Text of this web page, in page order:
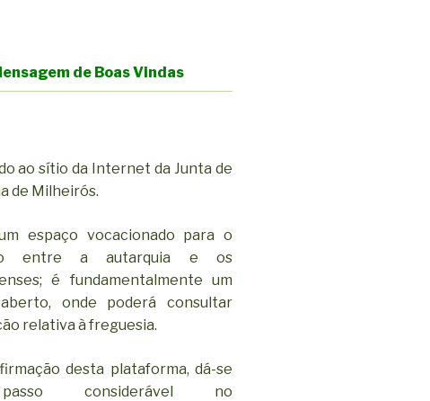
de Boas Vindas
ao sítio da Internet da Junta de
de Milheirós.
espaço vocacionado para o
entre a autarquia e os
é fundamentalmente um
onde poderá consultar
relativa à freguesia.
desta plataforma, dá-se
considerável no